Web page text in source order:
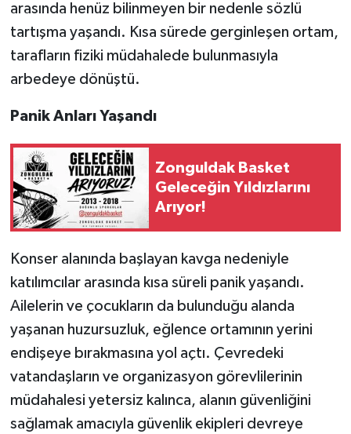
arasında henüz bilinmeyen bir nedenle sözlü
tartışma yaşandı. Kısa sürede gerginleşen ortam,
tarafların fiziki müdahalede bulunmasıyla
arbedeye dönüştü.
Panik Anları Yaşandı
Zonguldak Basket
Geleceğin Yıldızlarını
Arıyor!
Konser alanında başlayan kavga nedeniyle
katılımcılar arasında kısa süreli panik yaşandı.
Ailelerin ve çocukların da bulunduğu alanda
yaşanan huzursuzluk, eğlence ortamının yerini
endişeye bırakmasına yol açtı. Çevredeki
vatandaşların ve organizasyon görevlilerinin
müdahalesi yetersiz kalınca, alanın güvenliğini
sağlamak amacıyla güvenlik ekipleri devreye